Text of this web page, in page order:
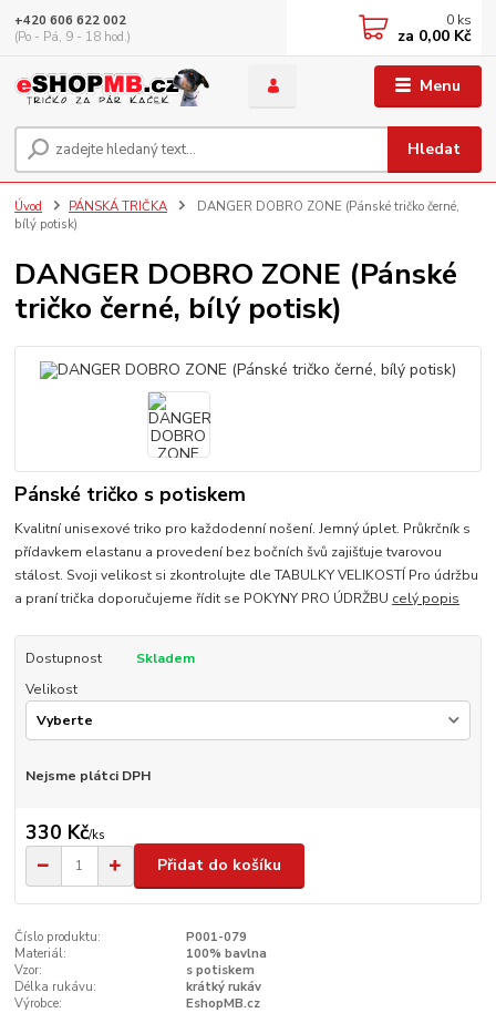
Menu
Hledat
+420 606 622 002
(Po - Pá, 9 - 18 hod.)
0 ks
za 0,00 Kč
Úvod PÁNSKÁ TRIČKA
DANGER DOBRO ZONE (Pánské tričko černé,
bílý potisk)
DANGER DOBRO ZONE (Pánské
tričko černé, bílý potisk)
Pánské tričko s potiskem
Kvalitní unisexové triko pro každodenní nošení. Jemný úplet. Průkrčník s
přídavkem elastanu a provedení bez bočních švů zajišťuje tvarovou
stálost. Svoji velikost si zkontrolujte dle TABULKY VELIKOSTÍ Pro údržbu
a praní trička doporučujeme řídit se POKYNY PRO ÚDRŽBU celý popis
Dostupnost
Skladem
Velikost
Nejsme plátci DPH
330 Kč/ks
Přidat do košíku
Číslo produktu:
P001-079
Materiál:
100% bavlna
Vzor:
s potiskem
Délka rukávu:
krátký rukáv
Výrobce:
EshopMB.cz